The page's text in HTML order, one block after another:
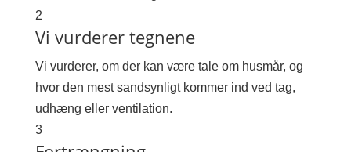
2
Vi vurderer tegnene
Vi vurderer, om der kan være tale om husmår, og
hvor den mest sandsynligt kommer ind ved tag,
udhæng eller ventilation.
3